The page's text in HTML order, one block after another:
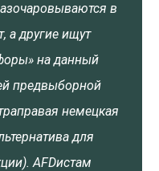
в
а другие ищут
на данный
предвыборной
немецкая
для
AFDистам